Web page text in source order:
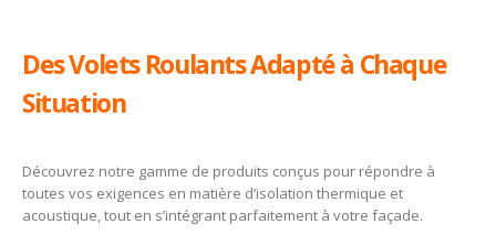
Des Volets Roulants Adapté à Chaque
Situation
Découvrez notre gamme de produits conçus pour répondre à
toutes vos exigences en matière d’isolation thermique et
acoustique, tout en s’intégrant parfaitement à votre façade.